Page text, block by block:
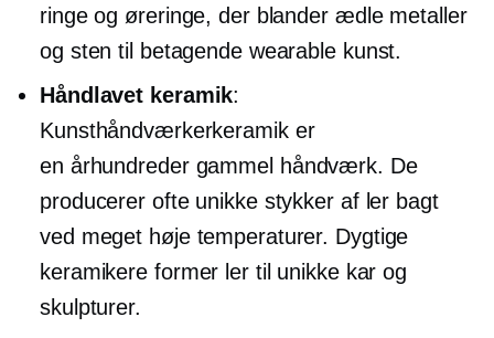
ringe og øreringe, der blander ædle metaller
og sten til betagende wearable kunst.
Håndlavet keramik:
Kunsthåndværkerkeramik er
en århundreder gammel håndværk. De
producerer ofte unikke stykker af ler bagt
ved meget høje temperaturer. Dygtige
keramikere former ler til unikke kar og
skulpturer.